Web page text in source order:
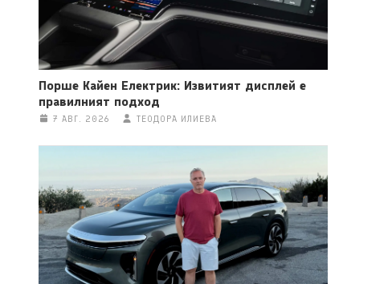
Порше Кайен Електрик: Извитият дисплей е
правилният подход
7 АВГ. 2026 ТЕОДОРА ИЛИЕВА